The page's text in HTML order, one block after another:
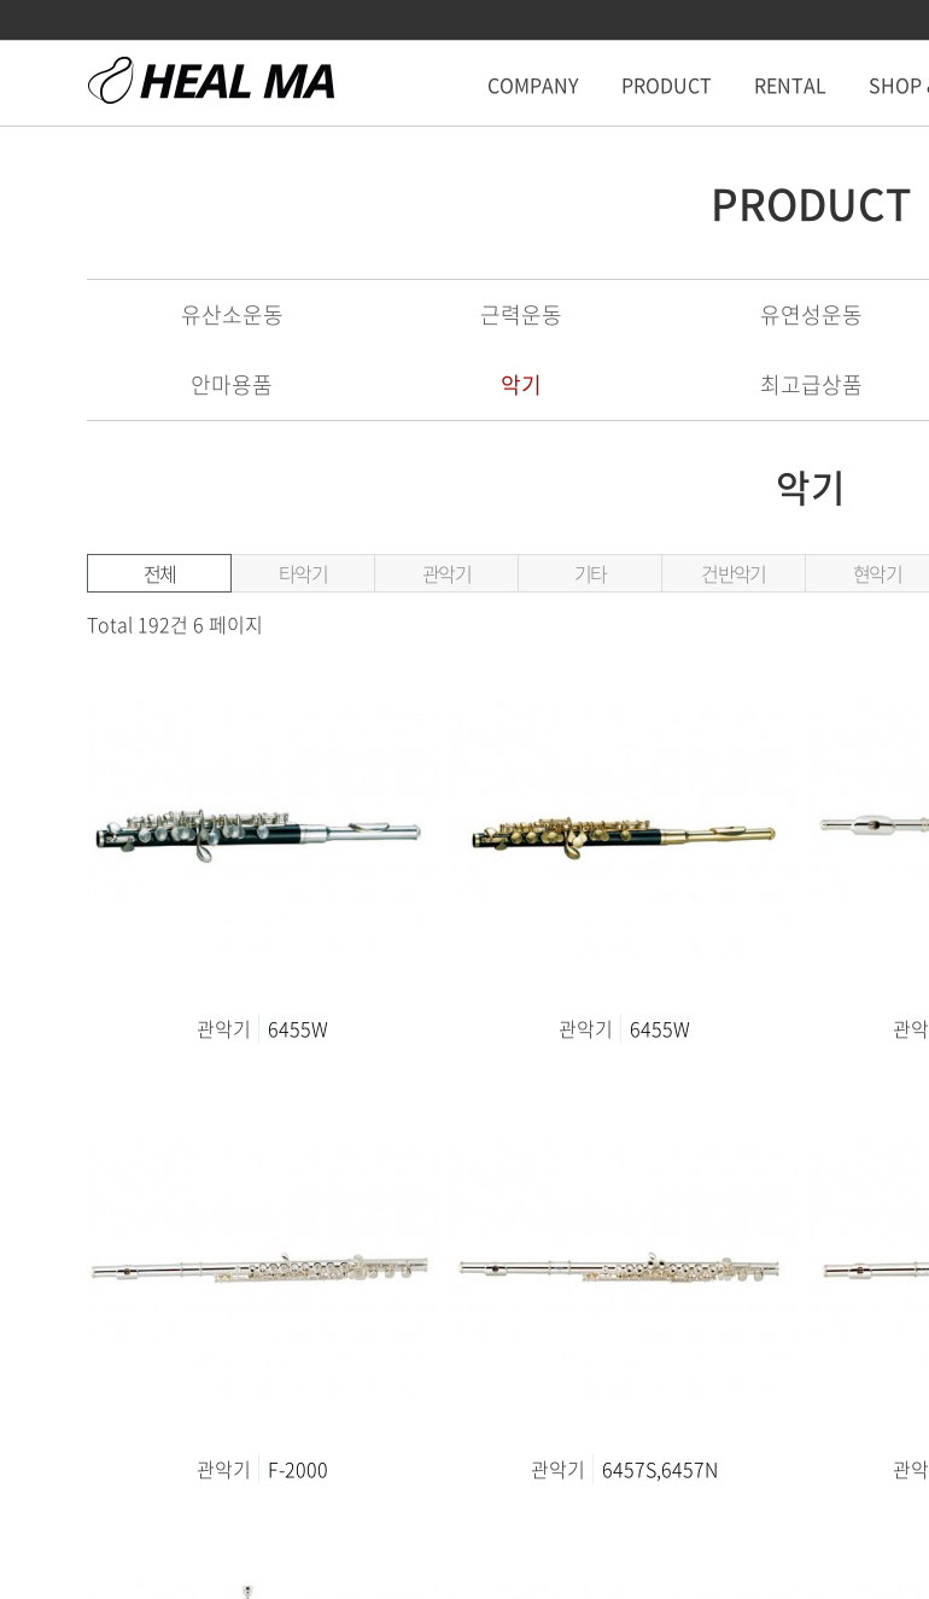
COMPANY PRODUCT RENTAL SHOP
PRODUCT
유산소운동 근력운동 유연성운동
안마용품 악기 최고급상품
악기
전체 타악기 관악기 기타 건반악기 현악기
Total 192건 6 페이지
관악기 6455W 관악기 6455W 관
관악기 F-2000 관악기 6457S,6457N 관